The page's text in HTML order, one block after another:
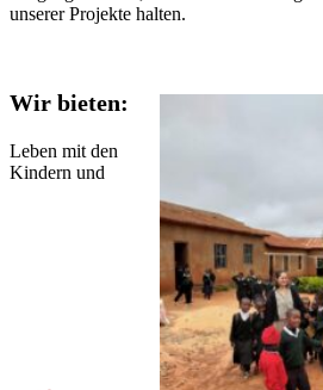
unserer Projekte halten.
Wir bieten:
Leben mit den
Kindern und